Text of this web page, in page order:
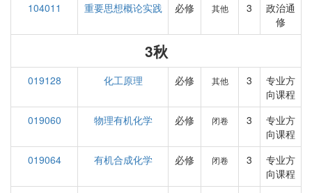
104011
重要思想概论实践 必修 其他 3
政治通
修
3秋
019128 化工原理 必修 其他 3
专业方
向课程
019060
物理有机化学 必修 闭卷 3
专业方
向课程
019064
有机合成化学 必修 闭卷 3
专业方
向课程